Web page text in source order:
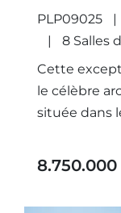
PLP09025
8 Salles
Cette
le célèbre
située dans
de la plage.